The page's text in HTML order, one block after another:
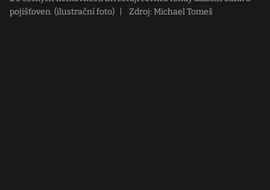
pojišťoven. (ilustrační foto)
Zdroj: Michael Tomeš